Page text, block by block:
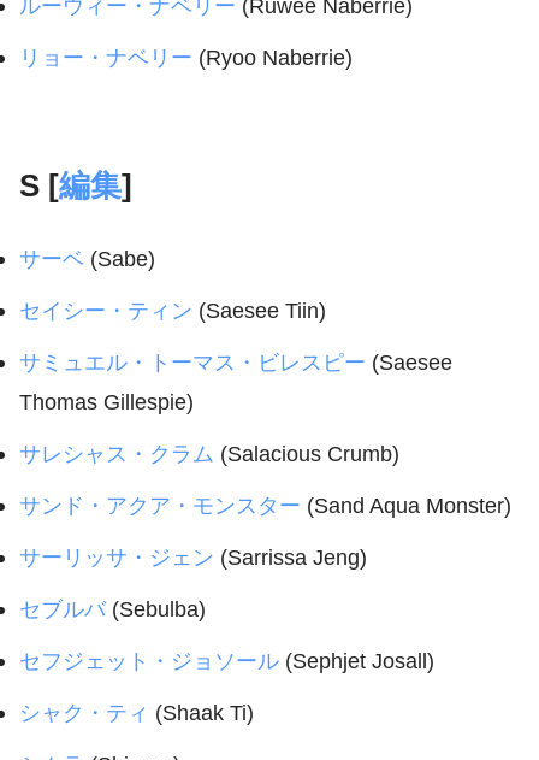
ルーウィー・ナベリー (Ruwee Naberrie)
リョー・ナベリー (Ryoo Naberrie)
S [編集]
サーベ (Sabe)
セイシー・ティン (Saesee Tiin)
サミュエル・トーマス・ビレスピー (Saesee
Thomas Gillespie)
サレシャス・クラム (Salacious Crumb)
サンド・アクア・モンスター (Sand Aqua Monster)
サーリッサ・ジェン (Sarrissa Jeng)
セブルバ(Sebulba)
セフジェット・ジョソール (Sephjet Josall)
シャク・ティ (Shaak Ti)